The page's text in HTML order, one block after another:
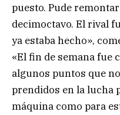
puesto. Pude
decimoctavo. El rival
ya estaba hecho»,
«El fin de semana fue
algunos puntos que
prendidos en la lucha
máquina como para